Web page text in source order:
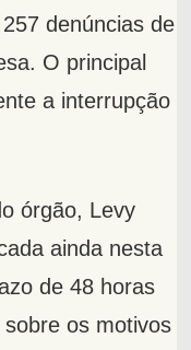
denúncias de
O principal
a interrupção
órgão, Levy
ainda nesta
de 48 horas
os motivos